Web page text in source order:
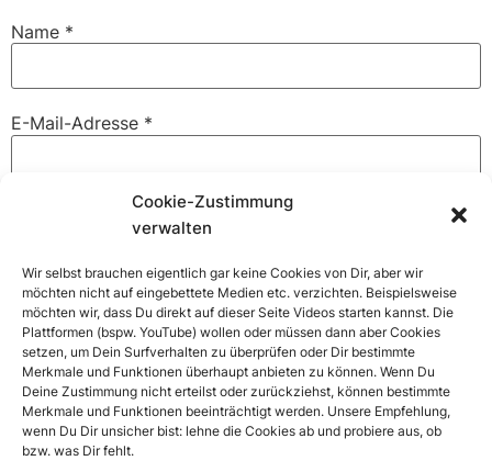
Cookie-Zustimmung
verwalten
Wir selbst brauchen eigentlich gar keine Cookies von Dir, aber wir
möchten nicht auf eingebettete Medien etc. verzichten. Beispielsweise
möchten wir, dass Du direkt auf dieser Seite Videos starten kannst. Die
Plattformen (bspw. YouTube) wollen oder müssen dann aber Cookies
setzen, um Dein Surfverhalten zu überprüfen oder Dir bestimmte
Merkmale und Funktionen überhaupt anbieten zu können. Wenn Du
Deine Zustimmung nicht erteilst oder zurückziehst, können bestimmte
Merkmale und Funktionen beeinträchtigt werden. Unsere Empfehlung,
wenn Du Dir unsicher bist: lehne die Cookies ab und probiere aus, ob
bzw. was Dir fehlt.
Name *
E-Mail-Adresse *
Name, E-Mail-Adresse und Website in diesem Browser
für meinen nächsten Kommentar speichern.